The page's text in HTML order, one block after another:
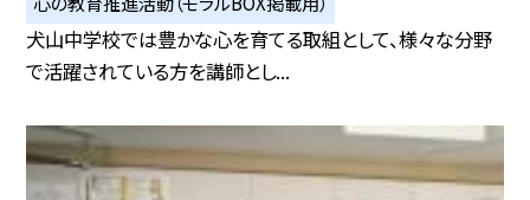
犬山中学校では豊かな心を育てる取組として、様々な分野
で活躍されている方を講師とし...